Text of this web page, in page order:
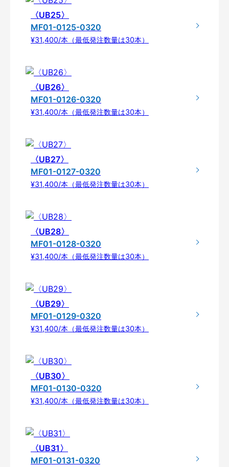
〈UB25〉
MF01-0125-0320
¥31,400/本（最低発注数量は30本）
〈UB26〉
MF01-0126-0320
¥31,400/本（最低発注数量は30本）
〈UB27〉
MF01-0127-0320
¥31,400/本（最低発注数量は30本）
〈UB28〉
MF01-0128-0320
¥31,400/本（最低発注数量は30本）
〈UB29〉
MF01-0129-0320
¥31,400/本（最低発注数量は30本）
〈UB30〉
MF01-0130-0320
¥31,400/本（最低発注数量は30本）
〈UB31〉
MF01-0131-0320